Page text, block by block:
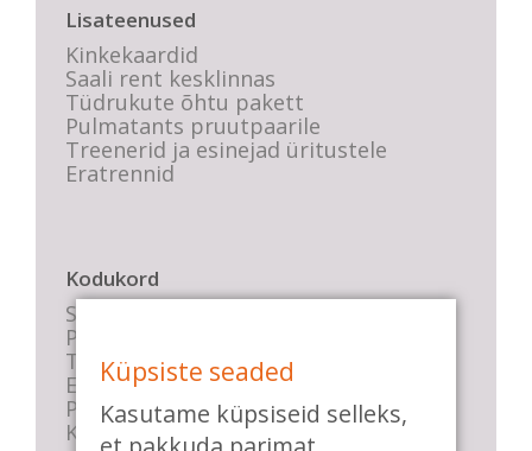
Lisateenused
Kinkekaardid
Saali rent kesklinnas
Tüdrukute õhtu pakett
Pulmatants pruutpaarile
Treenerid ja esinejad üritustele
Eratrennid
Kodukord
Stuudio sisekord
Privaatsustingimused
Tasemete kirjeldused
E-poe tingimused
Parkimise info
KKK
Küpsiste seaded
Kasutame küpsiseid selleks,